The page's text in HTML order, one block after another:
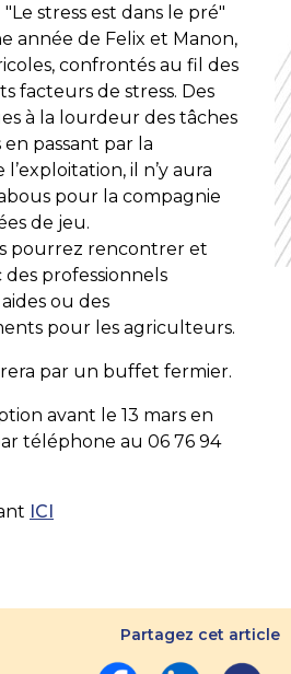
stress est dans le pré"
année de Felix et Manon,
confrontés au fil des
facteurs de stress. Des
à la lourdeur des tâches
passant par la
l’exploitation, il n’y aura
pour la compagnie
de jeu.
pourrez rencontrer et
professionnels
ou des
pour les agriculteurs.
par un buffet fermier.
avant le 13 mars en
téléphone au 06 76 94
ICI
Partagez cet article